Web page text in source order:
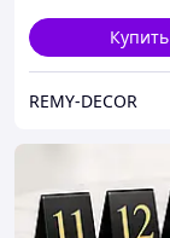
Купить
REMY-DECOR